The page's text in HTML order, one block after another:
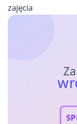
zajęcia